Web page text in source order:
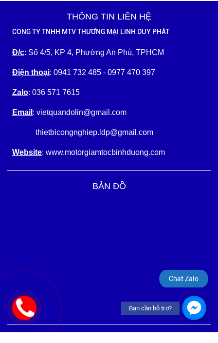
THÔNG TIN LIÊN HỆ
CÔNG TY TNHH MTV THƯƠNG MẠI LINH DUY PHÁT
Đ/c: Số 4/5, KP 4, Phường An Phú, TPHCM
Điện thoại: 0941 732 485 - 0977 470 397
Zalo: 036 571 7615
Email : vietquandolin@gmail.com
thietbicongnghiep.ldp@gmail.com
Website: www.motorgiamtocbinhduong.com
BẢN ĐỒ
Chat Zalo
Bạn cần hỗ trợ?